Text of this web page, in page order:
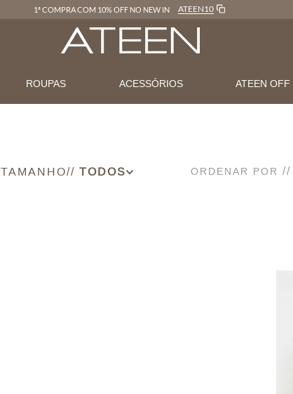
1ª COMPRA COM 10% OFF NO NEW IN ATEEN10
ROUPAS ACESSÓRIOS ATEEN OFF
TAMANHO ORDENAR POR